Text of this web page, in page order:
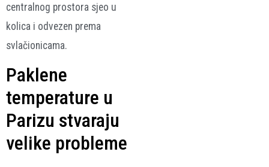
centralnog prostora sjeo u
kolica i odvezen prema
svlačionicama.
Paklene
temperature u
Parizu stvaraju
velike probleme